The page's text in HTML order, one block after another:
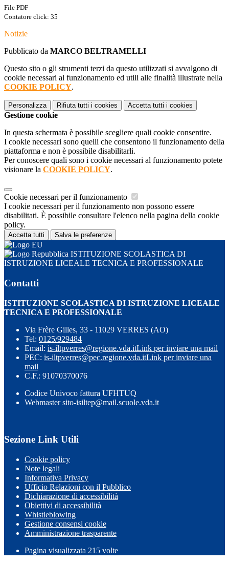
File PDF
Contatore click: 35
Notizie
Pubblicato da MARCO BELTRAMELLI
Questo sito o gli strumenti terzi da questo utilizzati si avvalgono di
cookie necessari al funzionamento ed utili alle finalità illustrate nella
COOKIE POLICY.
Personalizza Rifiuta tutti i cookies Accetta tutti i cookies
Gestione cookie
In questa schermata è possibile scegliere quali cookie consentire.
I cookie necessari sono quelli che consentono il funzionamento della
piattaforma e non è possibile disabilitarli.
Per conoscere quali sono i cookie necessari al funzionamento potete
visionare la COOKIE POLICY.
Cookie necessari per il funzionamento
I cookie necessari per il funzionamento non possono essere
disabilitati. È possibile consultare l'elenco nella pagina della cookie
policy.
Accetta tutti Salva le preferenze
ISTITUZIONE SCOLASTICA DI
ISTRUZIONE LICEALE TECNICA E PROFESSIONALE
Contatti
ISTITUZIONE SCOLASTICA DI ISTRUZIONE LICEALE
TECNICA E PROFESSIONALE
Via Frère Gilles, 33 - 11029 VERRES (AO)
Tel: 0125/929484
Email: is-iltpverres@regione.vda.itLink per inviare una mail
PEC: is-iltpverres@pec.regione.vda.itLink per inviare una
mail
C.F.: 91070370076
Codice Univoco fattura UFHTUQ
Webmaster sito-isiltep@mail.scuole.vda.it
Sezione Link Utili
Cookie policy
Note legali
Informativa Privacy
Ufficio Relazioni con il Pubblico
Dichiarazione di accessibilità
Obiettivi di accessibilità
Whistleblowing
Gestione consensi cookie
Amministrazione trasparente
Pagina visualizzata 215 volte